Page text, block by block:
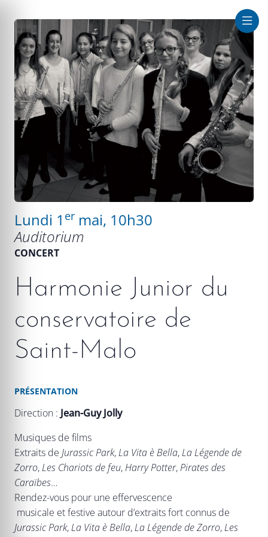
au large
Lundi 1 er mai, 10h30
Auditorium
CONCERT
Harmonie Junior du
conservatoire de
Saint-Malo
PRÉSENTATION
Direction : Jean-Guy Jolly
Musiques de films
Extraits de Jurassic Park,La Vita è Bella,La Légende de
Zorro,Les Chariots de feu,Harry Potter,Pirates des
Caraïbes…
Rendez-vous pour une effervescence
musicale et festive autour d’extraits fort connus de
Jurassic Park,La Vita è Bella,La Légende de Zorro,Les